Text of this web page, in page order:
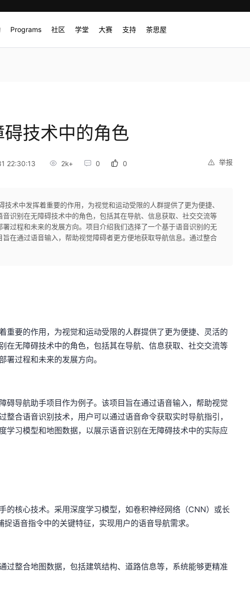
Programs 社区 学堂 大赛 支持 茶思屋
技术中的角色
举报
22:30:13 2k+ 0 0
技术中发挥着重要的作用，为视觉和运动受限的人群提供了更为便捷、
识别在无障碍技术中的角色，包括其在导航、信息获取、社交交流等
过程和未来的发展方向。项目介绍我们选择了一个基于语音识别的无
在通过语音输入，帮助视觉障碍者更方便地获取导航信息。通过整合
重要的作用，为视觉和运动受限的人群提供了更为便捷、灵活的
在无障碍技术中的角色，包括其在导航、信息获取、社交交流等
署过程和未来的发展方向。
碍导航助手项目作为例子。该项目旨在通过语音输入，帮助视觉
整合语音识别技术，用户可以通过语音命令获取实时导航指引，
学习模型和地图数据，以展示语音识别在无障碍技术中的实际应
的核心技术。采用深度学习模型，如卷积神经网络（CNN）或长
语音指令中的关键特征，实现用户的语音导航需求。
过整合地图数据，包括建筑结构、道路信息等，系统能够更精准